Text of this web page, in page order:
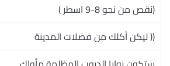
(نقص من نحو 8-9 اسطر )
(( ليكن أكلك من فضلات المدينة